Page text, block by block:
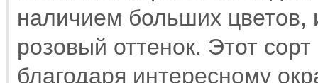
наличием больших
розовый оттенок. Этот
благодаря интересному